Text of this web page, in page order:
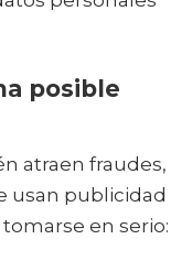
posible
atraen fraudes,
usan publicidad
en serio: